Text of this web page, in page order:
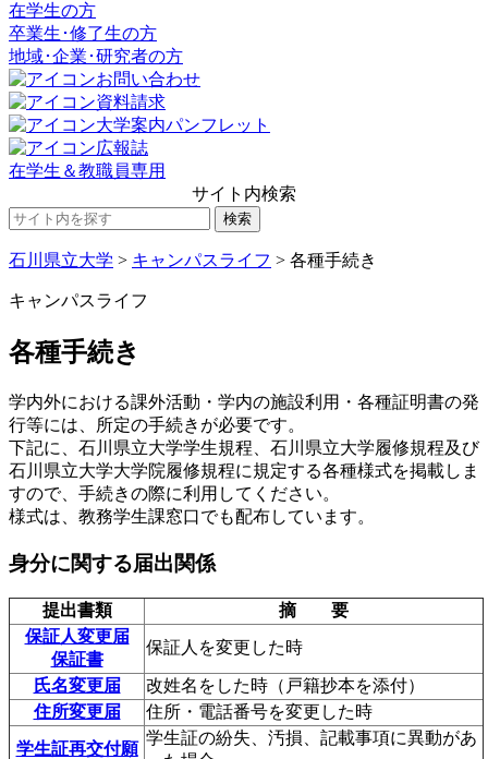
在学生の方
卒業生･修了生の方
地域･企業･研究者の方
お問い合わせ
資料請求
大学案内パンフレット
広報誌
在学生＆教職員専用
サイト内検索
石川県立大学 > キャンパスライフ > 各種手続き
キャンパスライフ
各種手続き
学内外における課外活動・学内の施設利用・各種証明書の発
行等には、所定の手続きが必要です。
下記に、石川県立大学学生規程、石川県立大学履修規程及び
石川県立大学大学院履修規程に規定する各種様式を掲載しま
すので、手続きの際に利用してください。
様式は、教務学生課窓口でも配布しています。
身分に関する届出関係
提出書類
摘 要
保証人変更届
保証書
保証人を変更した時
氏名変更届
改姓名をした時（戸籍抄本を添付）
住所変更届
住所・電話番号を変更した時
学生証再交付願
学生証の紛失、汚損、記載事項に異動があ